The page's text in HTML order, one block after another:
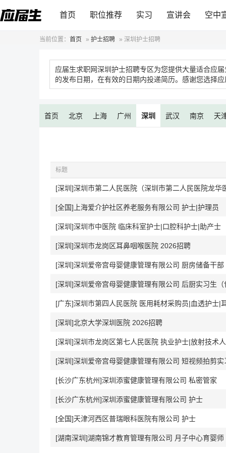
首页 职位推荐 实习 宣讲会 空中
当前位置： 首页 » 护士招聘 » 深圳护士招聘
应届生求职网深圳护士招聘专区为您提供大量适合应
的发布日期，在有效的日期内投递简历。感谢您选择
首页 北京 上海 广州 深圳 武汉 南京 天
标题
[全国]上海爱介护社区养老服务有限公司 护士|护理员
[深圳]深圳市中医院 临床科室护士|口腔科护士|助产士
[深圳]深圳市龙岗区耳鼻咽喉医院 2026招聘
[深圳]深圳爱帝宫母婴健康管理有限公司 厨房储备干
[深圳]深圳爱帝宫母婴健康管理有限公司 后厨实习生（
[深圳]北京大学深圳医院 2026招聘
[深圳]深圳市龙岗区第七人民医院 执业护士|放射技术
[深圳]深圳爱帝宫母婴健康管理有限公司 短视频拍剪
[长沙广东杭州]深圳添蜜健康管理有限公司 私密管家
[长沙广东杭州]深圳添蜜健康管理有限公司 护士
[全国]天津河西区普瑞眼科医院有限公司 护士
[湖南深圳]湖南锦才教育管理有限公司 月子中心育婴师